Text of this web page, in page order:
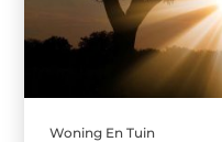
Woning En Tuin